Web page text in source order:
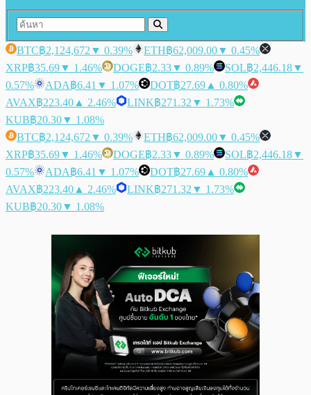
BTC฿2,124,672 ▼ 0.39% ETH฿62,009.00▼ 0.45%
XRP฿35.69▼ 1.46% DOGE฿2.33▼ 0.89% SOL฿2,446.18▼
0.57%
ADA฿6.41 ▼ 1.07% DOT฿27.69 ▲ 0.80%
AVAX฿223.40 ▲ 2.46% LINK฿271.32 ▼ 1.73%
KUB฿20.30▼ 1.08%
BTC฿2,124,672 ▼ 0.39% ETH฿62,009.00▼ 0.45%
XRP฿35.69▼ 1.46% DOGE฿2.33▼ 0.89% SOL฿2,446.18▼
0.57%
ADA฿6.41 ▼ 1.07% DOT฿27.69 ▲ 0.80%
AVAX฿223.40 ▲ 2.46% LINK฿271.32 ▼ 1.73%
KUB฿20.30▼ 1.08%